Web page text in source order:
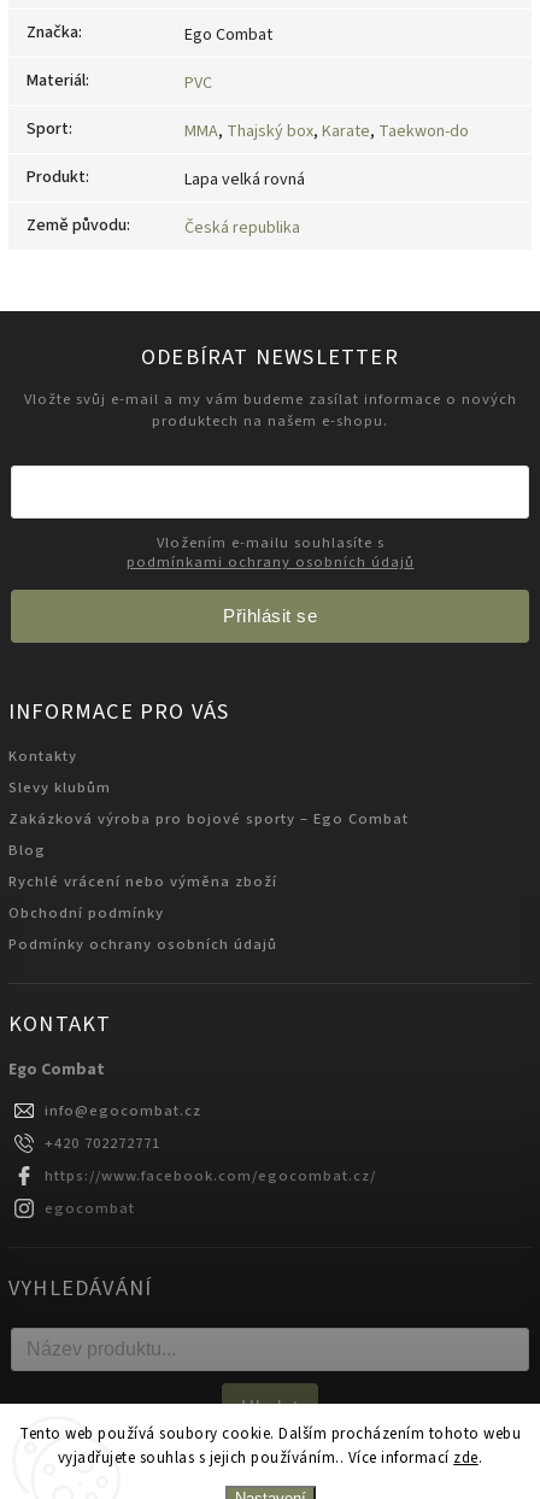
Tento web používá soubory cookie. Dalším procházením tohoto webu
vyjadřujete souhlas s jejich používáním.. Více informací zde.
Značka:
Ego Combat
Materiál:
PVC
Sport: MMA, Thajský box, Karate, Taekwon-do
Produkt:
Lapa velká rovná
Země původu: Česká republika
ODEBÍRAT NEWSLETTER
Vložte svůj e-mail a my vám budeme zasílat informace o nových
produktech na našem e-shopu.
podmínkami ochrany osobních údajů
Přihlásit se
INFORMACE PRO VÁS
Kontakty
Slevy klubům
Zakázková výroba pro bojové sporty – Ego Combat
Blog
Rychlé vrácení nebo výměna zboží
Obchodní podmínky
Podmínky ochrany osobních údajů
KONTAKT
Ego Combat
info@egocombat.cz
+420 702272771
https://www.facebook.com/egocombat.cz/
egocombat
VYHLEDÁVÁNÍ
Hledat